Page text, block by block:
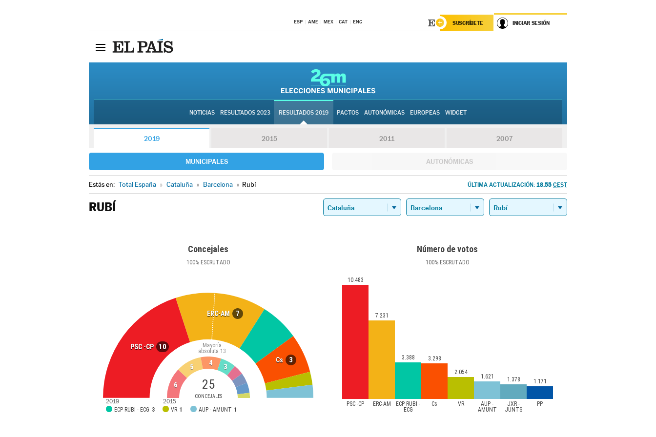
ESP AME MEX CAT ENG SUSCRÍBETE INICIAR SESIÓN
NOTICIAS RESULTADOS 2023 RESULTADOS 2019 PACTOS AUTONÓMICAS EUROPEAS WIDGET
2019 2015 2011 2007
MUNICIPALES AUTONÓMICAS
Estás en: Total España » Cataluña » Barcelona » Rubí ÚLTIMA ACTUALIZACIÓN: 18.55 CEST
RUBÍ
Concejales
100%ESCRUTADO
PSC -CP 10
ERC-AM 7
Cs 3
25
CONCEJALES
Mayoría
absoluta 13
ECP RUBI - ECG 3 VR 1 AUP - AMUNT 1
6
5
4
3
2019 2015
Número de votos
100%ESCRUTADO
PSC -CP ERC-AM
ECP RUBI -
ECG
Cs VR
AUP -
AMUNT
JXR -
JUNTS
PP
10.483
7.231
3.388
3.298
2.054
1.621 1.378 1.171